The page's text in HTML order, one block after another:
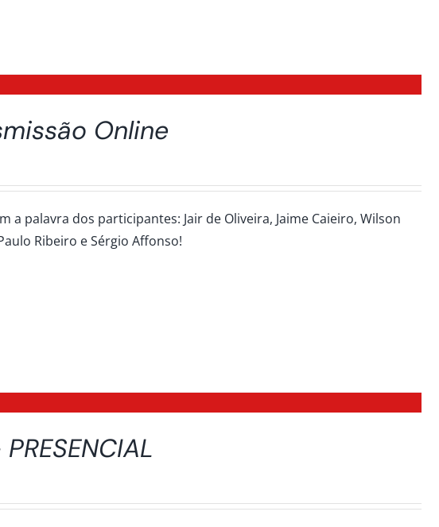
Online
palavra dos participantes: Jair de Oliveira, Jaime Caieiro, Wilson
Ribeiro e Sérgio Affonso!